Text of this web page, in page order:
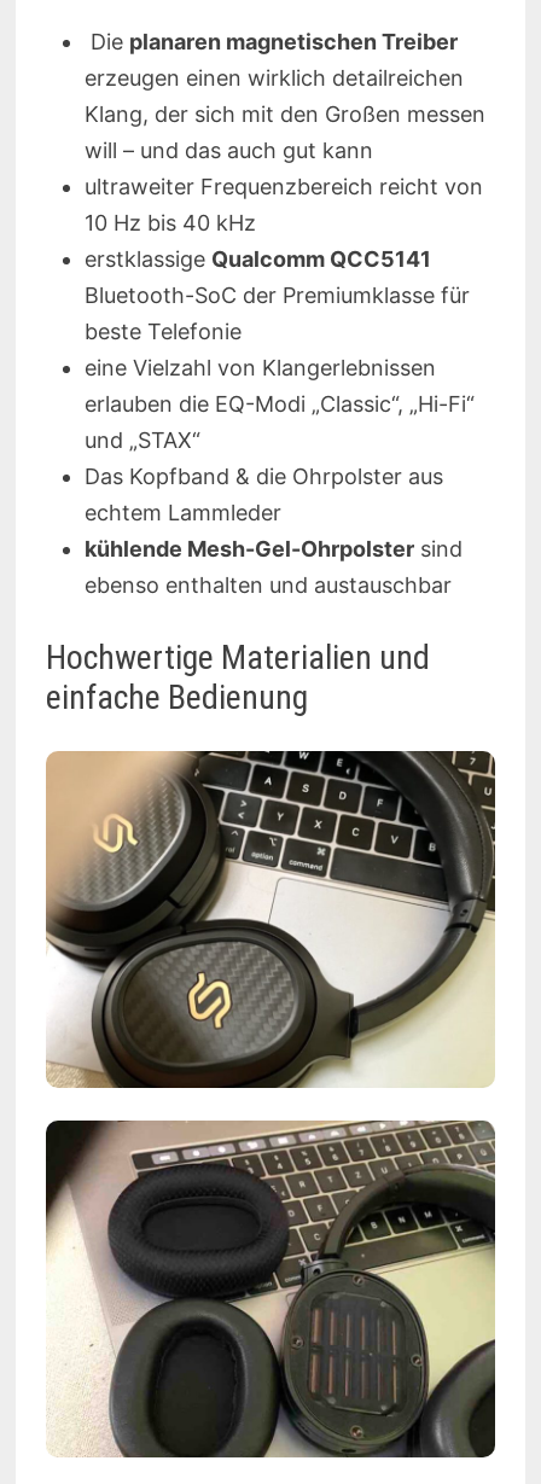
Die planaren magnetischen Treiber
erzeugen einen wirklich detailreichen
Klang, der sich mit den Großen messen
will – und das auch gut kann
ultraweiter Frequenzbereich reicht von
10 Hz bis 40 kHz
erstklassige Qualcomm QCC5141
Bluetooth-SoC der Premiumklasse für
beste Telefonie
eine Vielzahl von Klangerlebnissen
erlauben die EQ-Modi „Classic“, „Hi-Fi“
und „STAX“
Das Kopfband & die Ohrpolster aus
echtem Lammleder
kühlende Mesh-Gel-Ohrpolstersind
ebenso enthalten und austauschbar
Hochwertige Materialien und
einfache Bedienung